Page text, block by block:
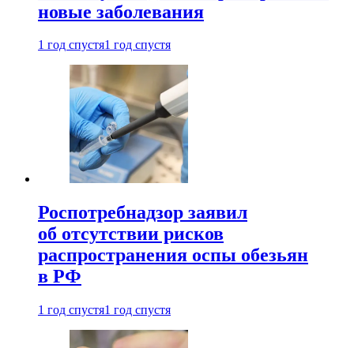
новые заболевания
1 год спустя1 год спустя
Роспотребнадзор заявил
об отсутствии рисков
распространения оспы обезьян
в РФ
1 год спустя1 год спустя